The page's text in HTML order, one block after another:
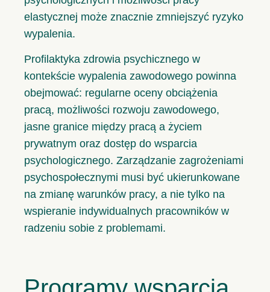
elastycznej może znacznie zmniejszyć ryzyko
wypalenia.
Profilaktyka zdrowia psychicznego w
kontekście wypalenia zawodowego powinna
obejmować: regularne oceny obciążenia
pracą, możliwości rozwoju zawodowego,
jasne granice między pracą a życiem
prywatnym oraz dostęp do wsparcia
psychologicznego. Zarządzanie zagrożeniami
psychospołecznymi musi być ukierunkowane
na zmianę warunków pracy, a nie tylko na
wspieranie indywidualnych pracowników w
radzeniu sobie z problemami.